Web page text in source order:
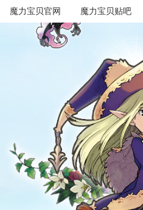
魔力宝贝官网 魔力宝贝贴吧